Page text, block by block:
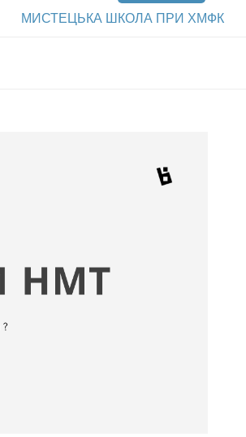
МИСТЕЦЬКА ШКОЛА ПРИ ХМФК